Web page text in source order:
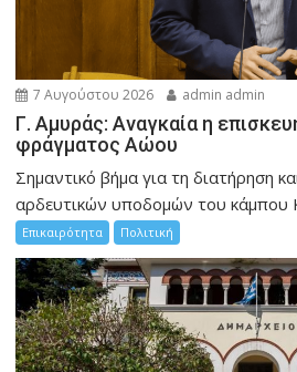
7 Αυγούστου 2026 admin admin
Γ. Αμυράς: Αναγκαία η
φράγματος Αώου
Σημαντικό βήμα για τη διατήρηση
αρδευτικών υποδομών του κάμπου
Επικαιρότητα Πολιτική